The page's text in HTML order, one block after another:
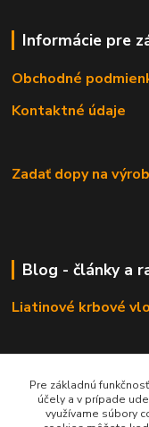
Informácie pre
Obchodné
Kontaktné údaje
Zadať dopy na
Blog - články a
Liatinové krbové
Odporúčáme -
Pre základnú
účely a v prípade
využívame súbory